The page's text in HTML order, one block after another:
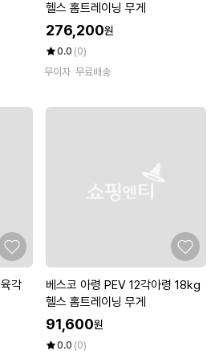
헬스 홈트레이닝 무게
276,200원
0.0 (0)
무이자 무료배송
각
베스코 아령 PEV 12각아령 18kg
헬스 홈트레이닝 무게
91,600원
0.0 (0)